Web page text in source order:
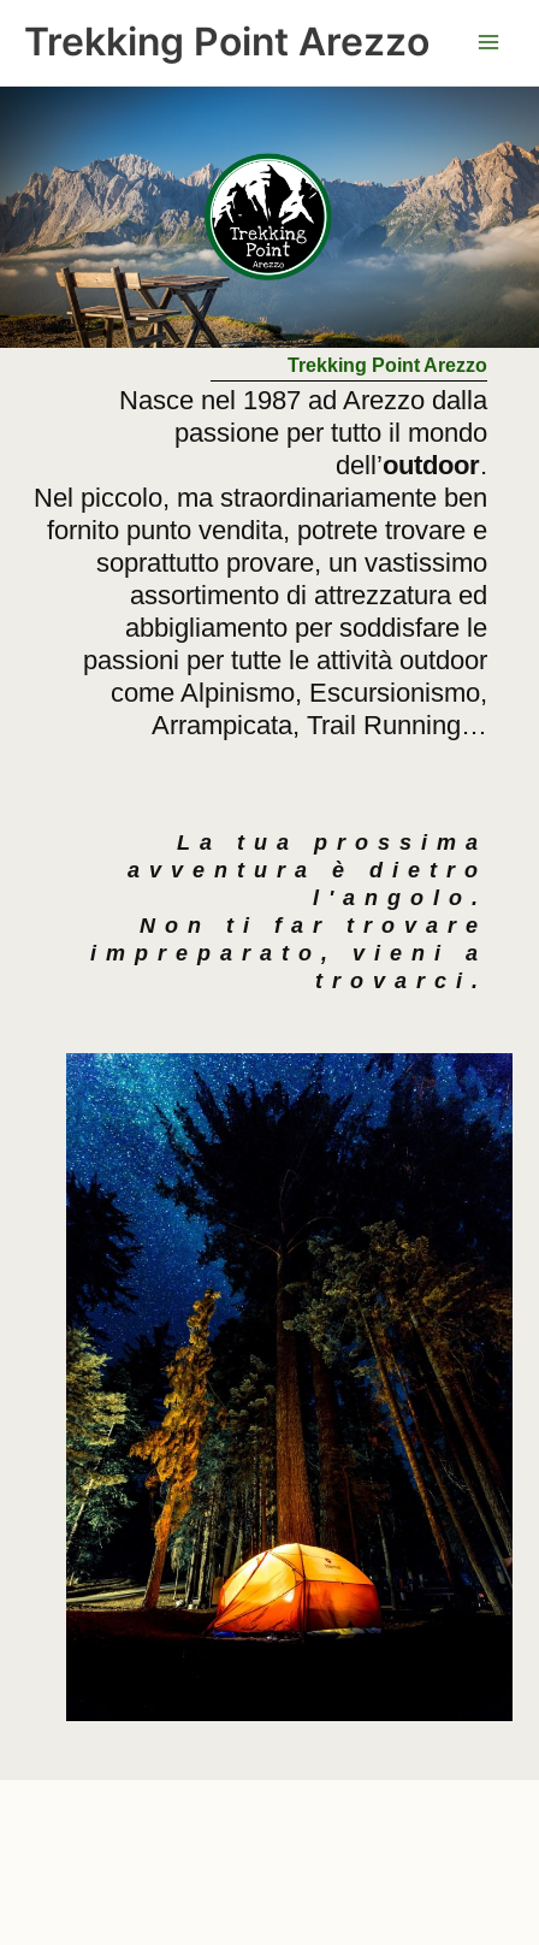
contenuto
Trekking Point Arezzo
Trekking Point Arezzo
Nasce nel 1987 ad Arezzo dalla
passione per tutto il mondo
dell’outdoor.
Nel piccolo, ma straordinariamente ben
fornito punto vendita, potrete trovare e
soprattutto provare, un vastissimo
assortimento di attrezzatura ed
abbigliamento per soddisfare le
passioni per tutte le attività outdoor
come Alpinismo, Escursionismo,
Arrampicata, Trail Running…
La tua prossima
avventura è dietro
l'angolo.
Non ti far trovare
impreparato, vieni a
trovarci.